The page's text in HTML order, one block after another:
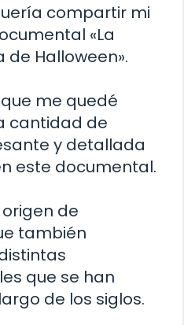
compartir mi
«La
Halloween».
me quedé
cantidad de
y detallada
este documental.
de
también
que se han
de los siglos.